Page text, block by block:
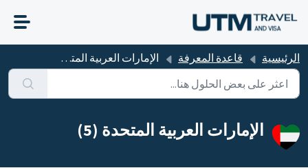
الرئيسية قاعدة المعرفة الإمارات العربية المتحدة
الإمارات العربية المتحدة (5)